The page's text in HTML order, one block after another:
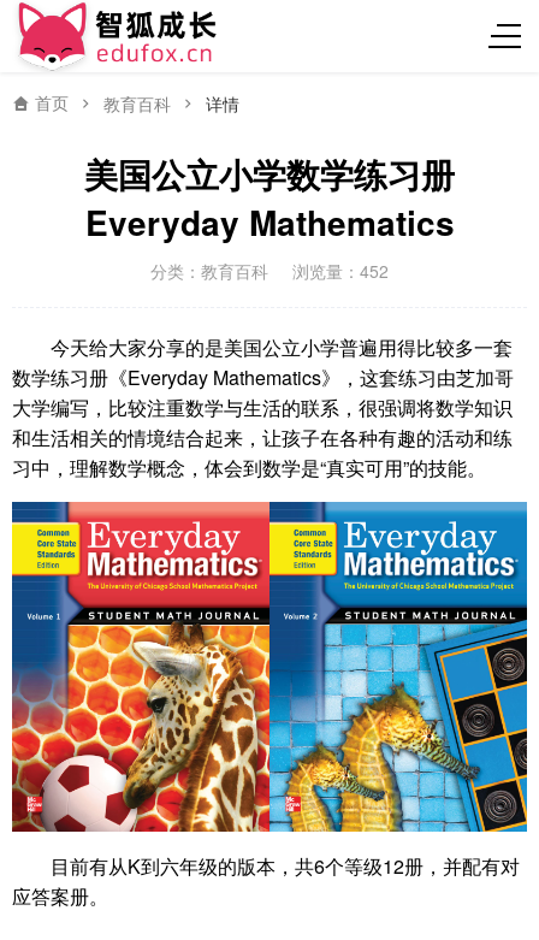
首页 教育百科 详情
美国公立小学数学练习册
Everyday Mathematics
分类： 教育百科 浏览量：452
今天给大家分享的是美国公立小学普遍用得比较多一套
数学练习册《Everyday Mathematics》，这套练习由芝加哥
大学编写，比较注重数学与生活的联系，很强调将数学知识
和生活相关的情境结合起来，让孩子在各种有趣的活动和练
习中，理解数学概念，体会到数学是“真实可用”的技能。
目前有从K到六年级的版本，共6个等级12册，并配有对
应答案册。